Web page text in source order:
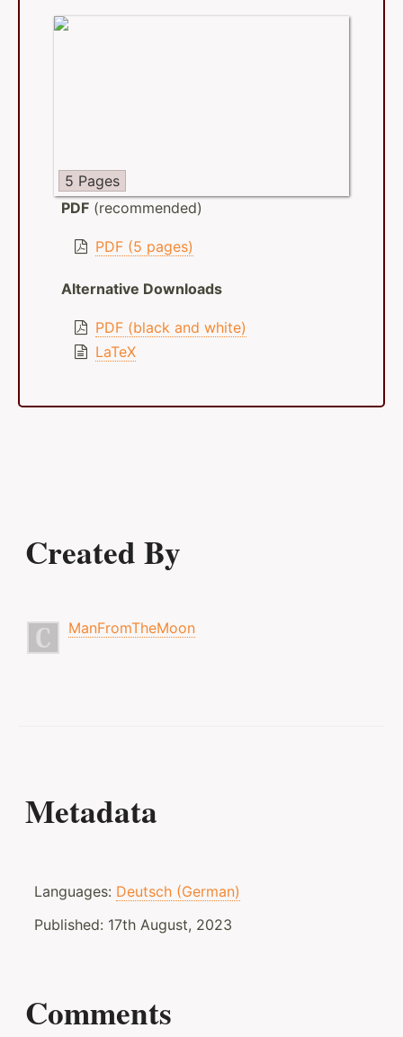
5 Pages
PDF (recommended)
PDF (5 pages)
Alternative Downloads
PDF (black and white)
LaTeX
Created By
ManFromTheMoon
Metadata
Languages: Deutsch (German)
Published: 17th August, 2023
Comments